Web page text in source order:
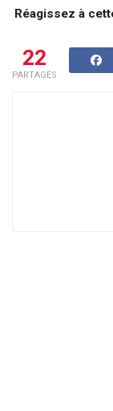
Réagissez à
22
PARTAGES